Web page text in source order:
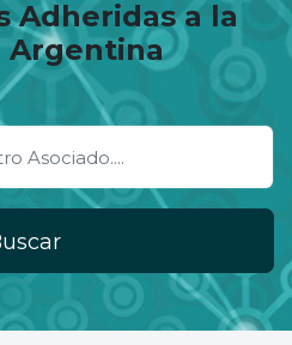
Adheridas a la
Argentina